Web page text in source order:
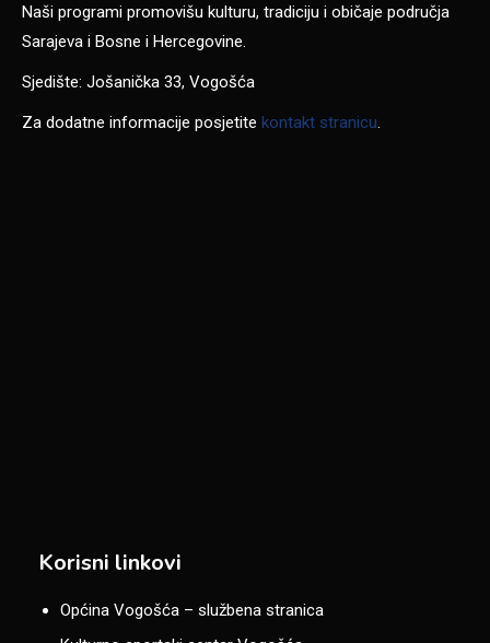
Naši programi promovišu kulturu, tradiciju i običaje područja
Sarajeva i Bosne i Hercegovine.
Sjedište: Jošanička 33, Vogošća
Za dodatne informacije posjetite kontakt stranicu
Korisni linkovi
Općina Vogošća – službena stranica